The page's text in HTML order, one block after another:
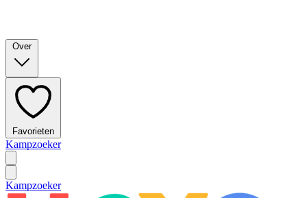
Over
Favorieten
Kampzoeker
Kampzoeker